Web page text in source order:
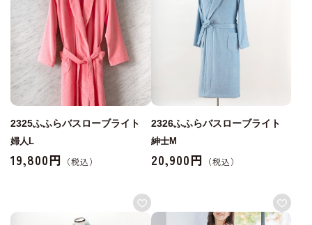
2325ふふらバスローブライト
婦人L
19,800円
2326ふふらバスローブライト
紳士M
20,900円